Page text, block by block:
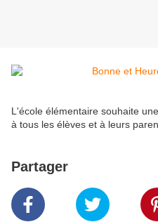
L'école élémentaire souhaite
à tous les élèves et à leurs
Partager